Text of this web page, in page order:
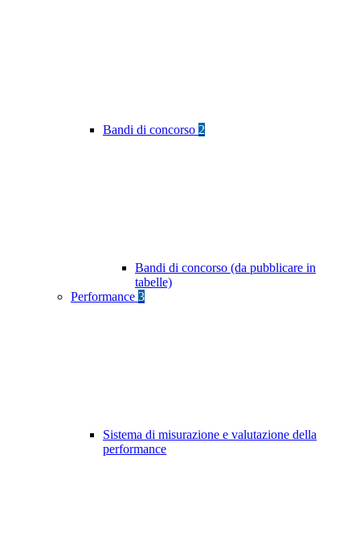
Bandi di concorso 2
Bandi di concorso (da pubblicare in
tabelle)
Performance 3
Sistema di misurazione e valutazione della
performance